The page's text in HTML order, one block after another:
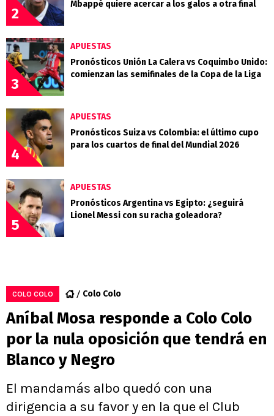
2
Mbappé quiere acercar a los galos a otra final
3
APUESTAS
Pronósticos Unión La Calera vs Coquimbo Unido:
comienzan las semifinales de la Copa de la Liga
4
APUESTAS
Pronósticos Suiza vs Colombia: el último cupo
para los cuartos de final del Mundial 2026
5
APUESTAS
Pronósticos Argentina vs Egipto: ¿seguirá
Lionel Messi con su racha goleadora?
COLO COLO Colo Colo
Aníbal Mosa responde a Colo Colo
por la nula oposición que tendrá en
Blanco y Negro
El mandamás albo quedó con una
dirigencia a su favor y en la que el Club